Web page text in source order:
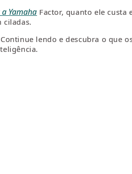
Yamaha Factor, quanto ele custa
ciladas.
lendo e descubra o que